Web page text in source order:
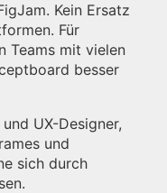
Kein Ersatz
Für
Teams mit vielen
besser
UX-Designer,
und
sich durch